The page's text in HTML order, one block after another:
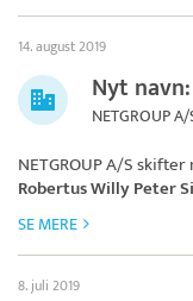
14. august 2019
Nyt
NETGROUP
NETGROUP A/S
Robertus Willy Peter
SE MERE
8. juli 2019